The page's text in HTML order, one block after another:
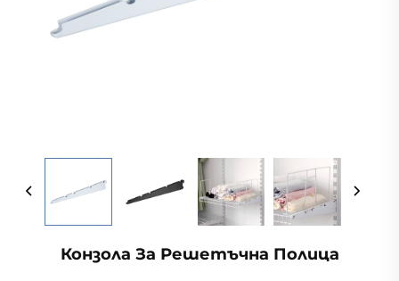
Конзола За Решетъчна Полица